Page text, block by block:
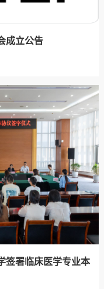
成立公告
签署临床医学专业本